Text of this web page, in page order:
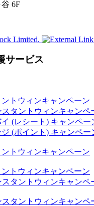
6F
Limited.
サービス
トウィンキャンペーン
スタントウィンキャンペ
(レシート) キャンペー
(ポイント) キャンペー
トウィンキャンペーン
トウィンキャンペーン
スタントウィンキャンペ
スタントウィンキャンペ